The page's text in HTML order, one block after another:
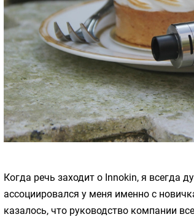
Когда речь заходит о Innokin, я всегда
ассоциировался у меня именно с
казалось, что руководство компании